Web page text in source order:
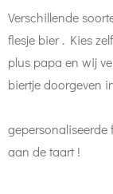
Verschillende
flesje bier . Kies
plus papa en wij
biertje doorgeven
Je
gepersonaliseerde
aan de taart !